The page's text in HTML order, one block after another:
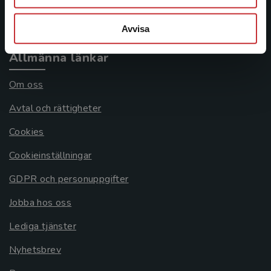
Avvisa
Allmänna länkar
Om oss
Avtal och rättigheter
Cookies
Cookieinställningar
GDPR och personuppgifter
Jobba hos oss
Lediga tjänster
Nyhetsbrev